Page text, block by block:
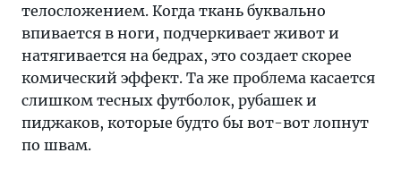
телосложением. Когда ткань буквально
впивается в ноги, подчеркивает живот и
натягивается на бедрах, это создает скорее
комический эффект. Та же проблема касается
слишком тесных футболок, рубашек и
пиджаков, которые будто бы вот-вот лопнут
по швам.